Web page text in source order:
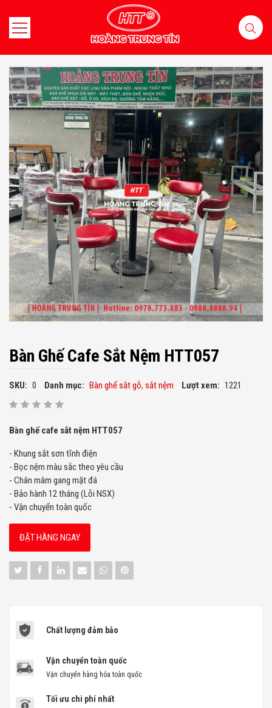
Bàn Ghế Cafe Sắt Nệm HTT057
SKU: 0 Danh mục: Bàn ghế sắt gỗ, sắt nệm Lượt xem: 1221
Bàn ghế cafe sắt nệm HTT057
- Khung sắt sơn tĩnh điện
- Bọc nệm màu sắc theo yêu cầu
- Chân mâm gang mặt đá
- Bảo hành 12 tháng (Lỗi NSX)
- Vận chuyển toàn quốc
ĐẶT HÀNG NGAY
Chất lượng đảm bảo
Vận chuyển toàn quốc
Vận chuyển hàng hóa toàn quốc
Tối ưu chi phí nhất